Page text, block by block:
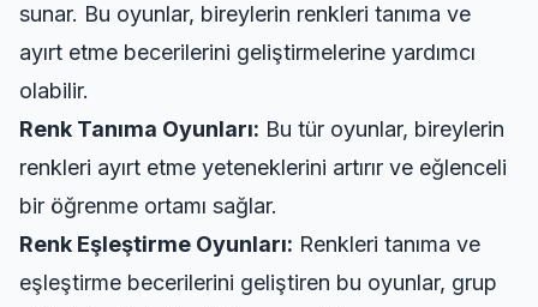
sunar. Bu oyunlar, bireylerin renkleri tanıma ve
ayırt etme becerilerini geliştirmelerine yardımcı
olabilir.
Renk Tanıma Oyunları: Bu tür oyunlar, bireylerin
renkleri ayırt etme yeteneklerini artırır ve eğlenceli
bir öğrenme ortamı sağlar.
Renk Eşleştirme Oyunları: Renkleri tanıma ve
eşleştirme becerilerini geliştiren bu oyunlar, grup